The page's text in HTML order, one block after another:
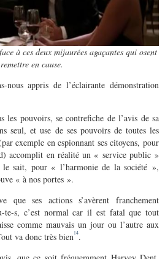
à ces deux mijaurées agaçantes qui osent
en cause.
appris de l’éclairante démonstration
les pouvoirs, se contrefiche de l’avis de sa
seul, et use de ses pouvoirs de toutes les
exemple en espionnant ses citoyens, pour
accomplit en réalité un « service public »
sait, pour « l’harmonie de la société »,
« à nos portes ».
ses actions s’avèrent franchement
te-s, c’est normal car il est fatal que tout
comme mauvais un jour ou l’autre aux
va donc très bien14.